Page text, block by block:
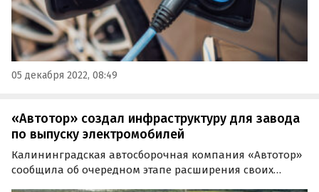
05 декабря 2022, 08:49
«Автотор» создал инфраструктуру для завода
по выпуску электромобилей
Калининградская автосборочная компания «Автотор»
сообщила об очередном этапе расширения своих